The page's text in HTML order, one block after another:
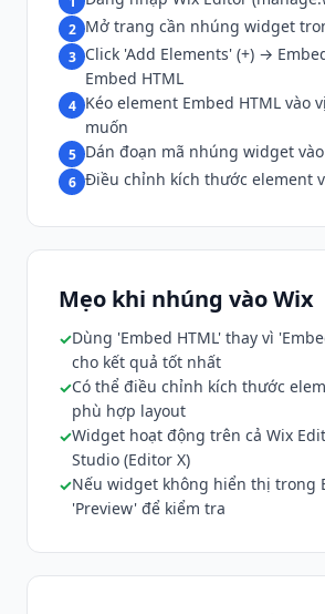
2 Mở trang cần nhúng widget
3 Click 'Add Elements' (+) →
Embed HTML
4 Kéo element Embed HTML vào
muốn
5 Dán đoạn mã nhúng widget
6 Điều chỉnh kích thước element
Mẹo khi nhúng vào Wix
Dùng 'Embed HTML' thay vì
cho kết quả tốt nhất
Có thể điều chỉnh kích thước
phù hợp layout
Widget hoạt động trên cả Wix
Studio (Editor X)
Nếu widget không hiển thị trong
'Preview' để kiểm tra